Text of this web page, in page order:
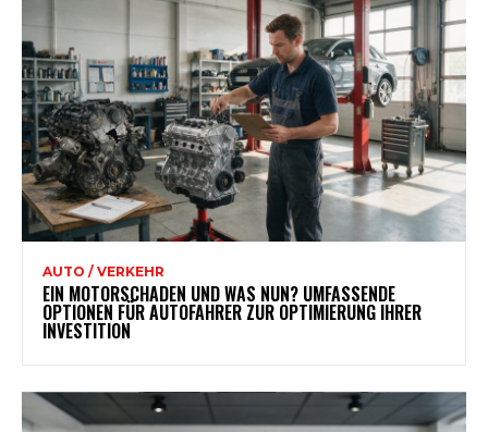
AUTO / VERKEHR
EIN MOTORSCHADEN UND WAS NUN? UMFASSENDE
OPTIONEN FÜR AUTOFAHRER ZUR OPTIMIERUNG IHRER
INVESTITION